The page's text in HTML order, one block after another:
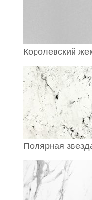
Королевский
Полярная